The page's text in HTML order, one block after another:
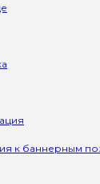
к баннерным